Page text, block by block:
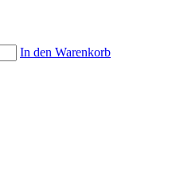
In den Warenkorb